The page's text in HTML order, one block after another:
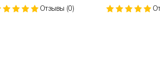
Отзывы (0)